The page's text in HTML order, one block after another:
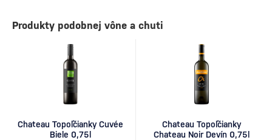
Produkty podobnej vône a chuti
Chateau Topoľčianky Cuvée
Biele 0,75l
Chateau Topoľčianky
Chateau Noir Devín 0,75l